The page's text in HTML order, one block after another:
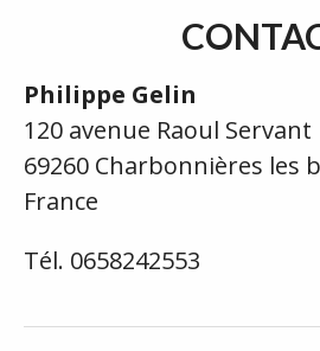
Philippe Gelin
120 avenue Raoul Servant
69260 Charbonnières les
France
Tél. 0658242553